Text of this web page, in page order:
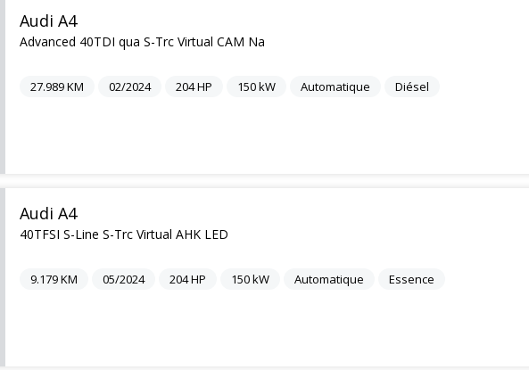
Audi A4
Advanced 40TDI qua S-Trc Virtual CAM Na
27.989KM 02/2024 204HP 150kW Automatique Diésel
Audi A4
40TFSI S-Line S-Trc Virtual AHK LED
9.179KM 05/2024 204HP 150kW Automatique Essence